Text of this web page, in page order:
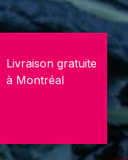
Livraison gratuite
à Montréal